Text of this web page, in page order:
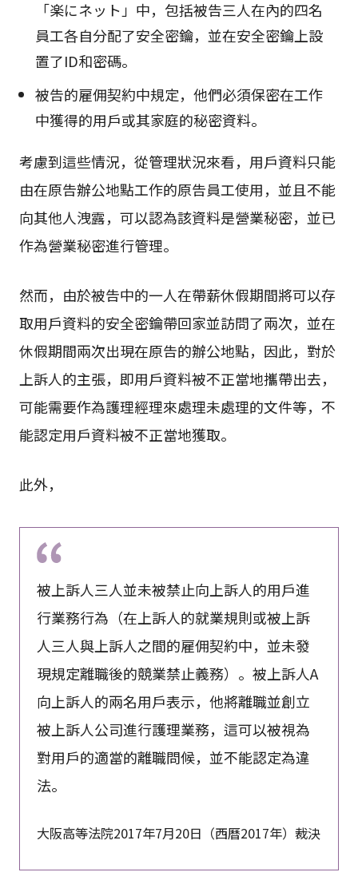
「楽にネット」中，包括被告三人在內的四名
員工各自分配了安全密鑰，並在安全密鑰上設
置了ID和密碼。
被告的雇佣契約中規定，他們必須保密在工作
中獲得的用戶或其家庭的秘密資料。
考慮到這些情況，從管理狀況來看，用戶資料只能
由在原告辦公地點工作的原告員工使用，並且不能
向其他人洩露，可以認為該資料是營業秘密，並已
作為營業秘密進行管理。
然而，由於被告中的一人在帶薪休假期間將可以存
取用戶資料的安全密鑰帶回家並訪問了兩次，並在
休假期間兩次出現在原告的辦公地點，因此，對於
上訴人的主張，即用戶資料被不正當地攜帶出去，
可能需要作為護理經理來處理未處理的文件等，不
能認定用戶資料被不正當地獲取。
此外，
被上訴人三人並未被禁止向上訴人的用戶進
行業務行為（在上訴人的就業規則或被上訴
人三人與上訴人之間的雇佣契約中，並未發
現規定離職後的競業禁止義務）。被上訴人A
向上訴人的兩名用戶表示，他將離職並創立
被上訴人公司進行護理業務，這可以被視為
對用戶的適當的離職問候，並不能認定為違
法。
大阪高等法院2017年7月20日（西曆2017年）裁決